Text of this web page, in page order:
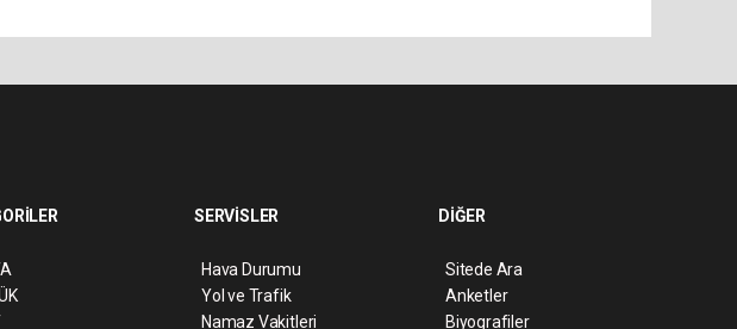
SERVİSLER
Hava Durumu
Yol ve Trafik
Namaz Vakitleri
DİĞER
Sitede Ara
Anketler
Biyografiler